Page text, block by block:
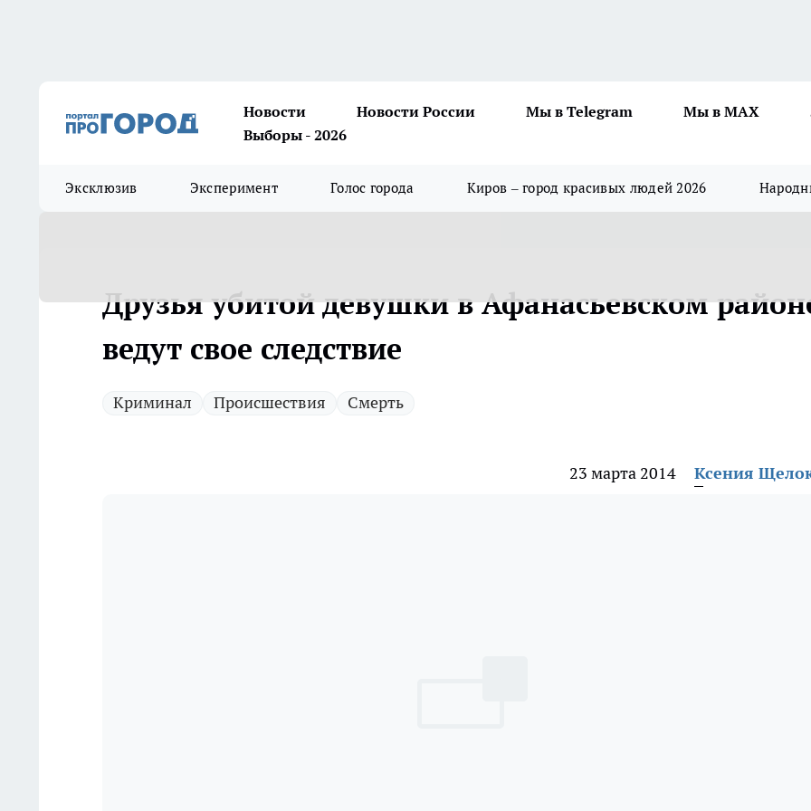
Новости Новости России Мы в Telegram Мы в MAX
Выборы - 2026
Эксклюзив Эксперимент Голос города Киров – город красивых людей 2026
Друзья убитой девушки в Афанасьевском
ведут свое следствие
Криминал Происшествия Смерть
23 марта 2014 Ксения